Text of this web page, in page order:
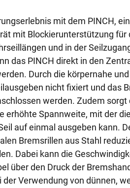
mit dem PINCH,
mit Blockierunterstützung für
und in der
das PINCH direkt in den
Durch die körpernahe
nicht fixiert und das
werden. Zudem sorgt
erhöhte Spannweite, mit der
auf einmal ausgeben kann.
Bremsrillen aus Stahl
Dabei kann die
über den Druck der
Verwendung von dünnen,